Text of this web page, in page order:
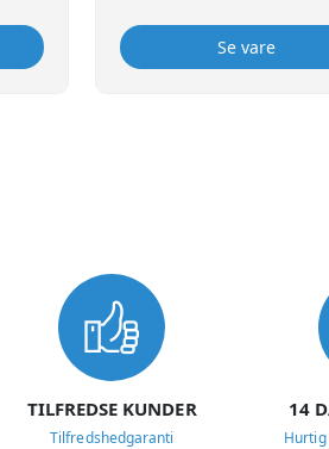
Se vare
TILFREDSE KUNDER
Tilfredshedgaranti
14